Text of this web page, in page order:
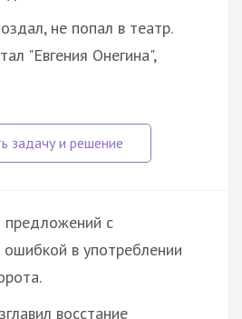
не попал в театр.
"Евгения Онегина",
предложений с
ошибкой в употреблении
восстание